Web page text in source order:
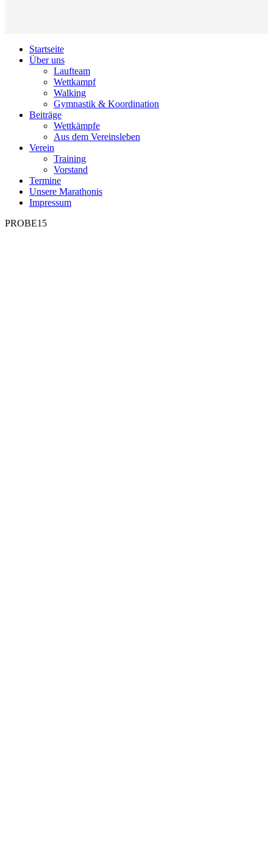
Startseite
Über uns
Laufteam
Wettkampf
Walking
Gymnastik & Koordination
Beiträge
Wettkämpfe
Aus dem Vereinsleben
Verein
Training
Vorstand
Termine
Unsere Marathonis
Impressum